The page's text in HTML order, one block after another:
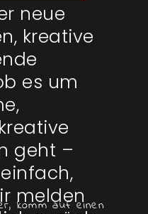
neue
kreative
es um
geht –
melden
komm auf einen